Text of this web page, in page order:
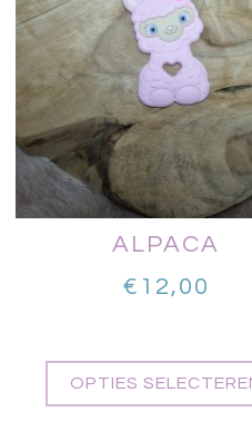
ALPACA
€ 12,00
OPTIES